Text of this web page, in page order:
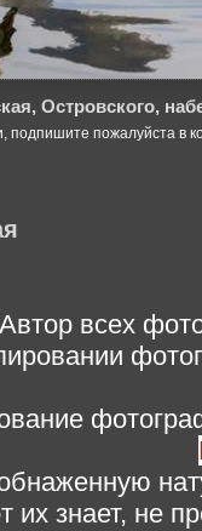
Островского,
подпишите пожалуйста в
Автор всех
их знает, не